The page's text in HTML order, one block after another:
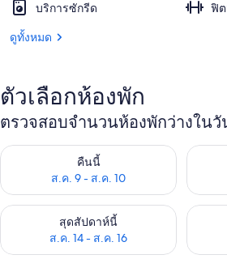
3 สระว่
บริการซักรีด
ฟิต
ดูทั้งหมด
ตัวเลือกห้องพัก
ตรวจสอบจำนวนห้องพักว่างในวั
คืนนี้
ส.ค. 9 - ส.ค. 10
ตรวจสอบจำนวนห้องพักว่างในคืนนี้ ส.ค.
ตรวจ
สุดสัปดาห์นี้
ส.ค. 14 - ส.ค. 16
ตรวจสอบจำนวนห้องพักว่างในสุดสัปดาห์นี้
ตรวจ